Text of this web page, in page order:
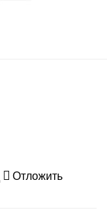
Отложить